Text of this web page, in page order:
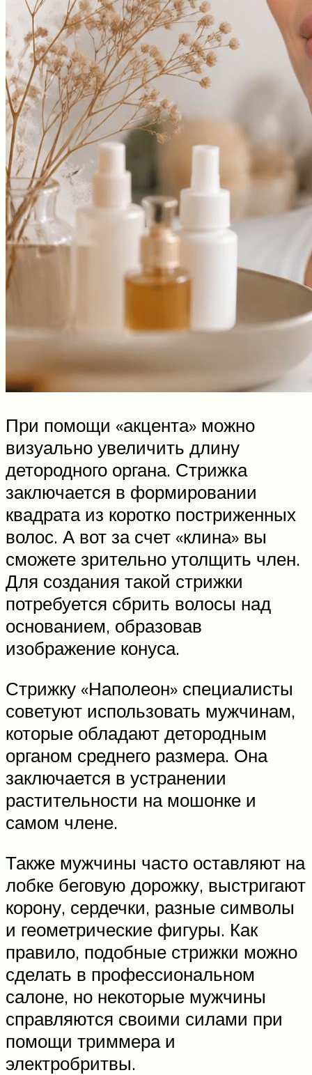
При помощи «акцента» можно
визуально увеличить длину
детородного органа. Стрижка
заключается в формировании
квадрата из коротко постриженных
волос. А вот за счет «клина» вы
сможете зрительно утолщить член.
Для создания такой стрижки
потребуется сбрить волосы над
основанием, образовав
изображение конуса.
Стрижку «Наполеон» специалисты
советуют использовать мужчинам,
которые обладают детородным
органом среднего размера. Она
заключается в устранении
растительности на мошонке и
самом члене.
Также мужчины часто оставляют на
лобке беговую дорожку, выстригают
корону, сердечки, разные символы
и геометрические фигуры. Как
правило, подобные стрижки можно
сделать в профессиональном
салоне, но некоторые мужчины
справляются своими силами при
помощи триммера и
электробритвы.